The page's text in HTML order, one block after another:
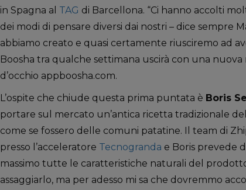
in Spagna al TAG di Barcellona. “Ci hanno accolti
dei modi di pensare diversi dai nostri – dice sempre
abbiamo creato e quasi certamente riusciremo ad
Boosha tra qualche settimana uscirà con una
d’occhio appboosha.com.
L’ospite che chiude questa prima puntata è Boris
portare sul mercato un’antica ricetta tradizionale
come se fossero delle comuni patatine. Il team di
presso l’acceleratore Tecnogranda e Boris prevede
massimo tutte le caratteristiche naturali del
assaggiarlo, ma per adesso mi sa che dovremmo